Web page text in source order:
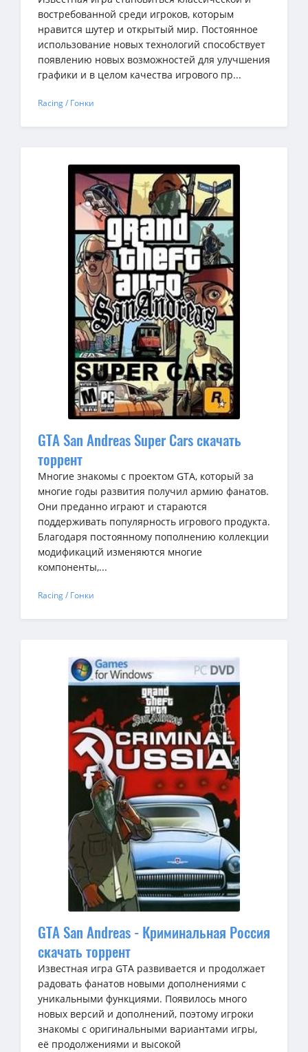
востребованной среди игроков, которым
нравится шутер и открытый мир. Постоянное
использование новых технологий способствует
появлению новых возможностей для улучшения
графики и в целом качества игрового пр...
Racing / Гонки
GTA San Andreas Super Cars скачать
торрент
Многие знакомы с проектом GTA, который за
многие годы развития получил армию фанатов.
Они преданно играют и стараются
поддерживать популярность игрового продукта.
Благодаря постоянному пополнению коллекции
модификаций изменяются многие
компоненты,...
Racing / Гонки
GTA San Andreas - Криминальная Россия
скачать торрент
Известная игра GTA развивается и продолжает
радовать фанатов новыми дополнениями с
уникальными функциями. Появилось много
новых версий и дополнений, поэтому игроки
знакомы с оригинальными вариантами игры,
её продолжениями и высокой